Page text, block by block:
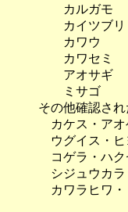
カルガモ
カイツブ
カワウ
カワセミ
アオサギ
ミサゴ 4
その他確認され
カケス・アオ
ウグイス・ヒ
コゲラ・ハク
シジュウカラ
カワラヒワ・